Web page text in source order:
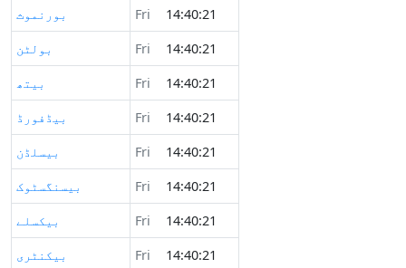
بورنموث
Fri
14:40:21
بولٹن
Fri
14:40:21
بیتھ
Fri
14:40:21
بیڈفورڈ
Fri
14:40:21
بیسلڈن
Fri
14:40:21
بیسنگسٹوک
Fri
14:40:21
بیکسلے
Fri
14:40:21
بیکنٹری
Fri
14:40:21